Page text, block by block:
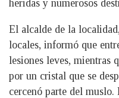
heridas y numerosos
El alcalde de la
locales, informó que
lesiones leves, mientras
por un cristal que se
cercenó parte del